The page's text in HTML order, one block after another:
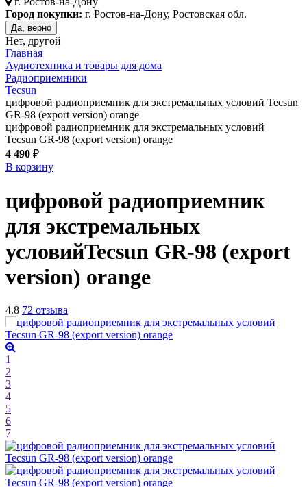
Город покупки: г. Ростов-на-Дону, Ростовская обл.
Да, верно
Нет, другой
Главная
Аудиотехника и товары для дома
Радиоприемники
Tecsun
цифровой радиоприемник для экстремальных условий Tecsun
GR-98 (export version) orange
цифровой радиоприемник для экстремальных условий
Tecsun GR-98 (export version) orange
4 490 ₽
В корзину
цифровой радиоприемник
для экстремальных
условийTecsun GR-98 (export
version) orange
4.8 72 отзыва
1
2
3
4
5
6
7